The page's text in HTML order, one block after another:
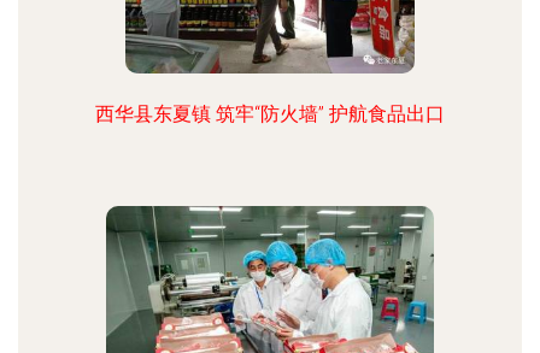
西华县东夏镇 筑牢“防火墙” 护航食品出口